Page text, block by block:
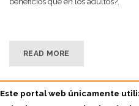
READ MORE
Este portal web únicamente